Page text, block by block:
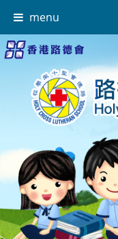
menu